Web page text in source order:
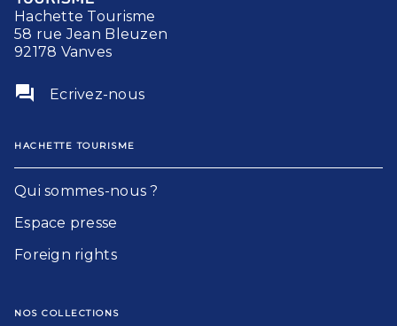
Hachette Tourisme
58 rue Jean Bleuzen
92178 Vanves
question_answer Ecrivez-nous
HACHETTE TOURISME
Qui sommes-nous ?
Espace presse
Foreign rights
NOS COLLECTIONS